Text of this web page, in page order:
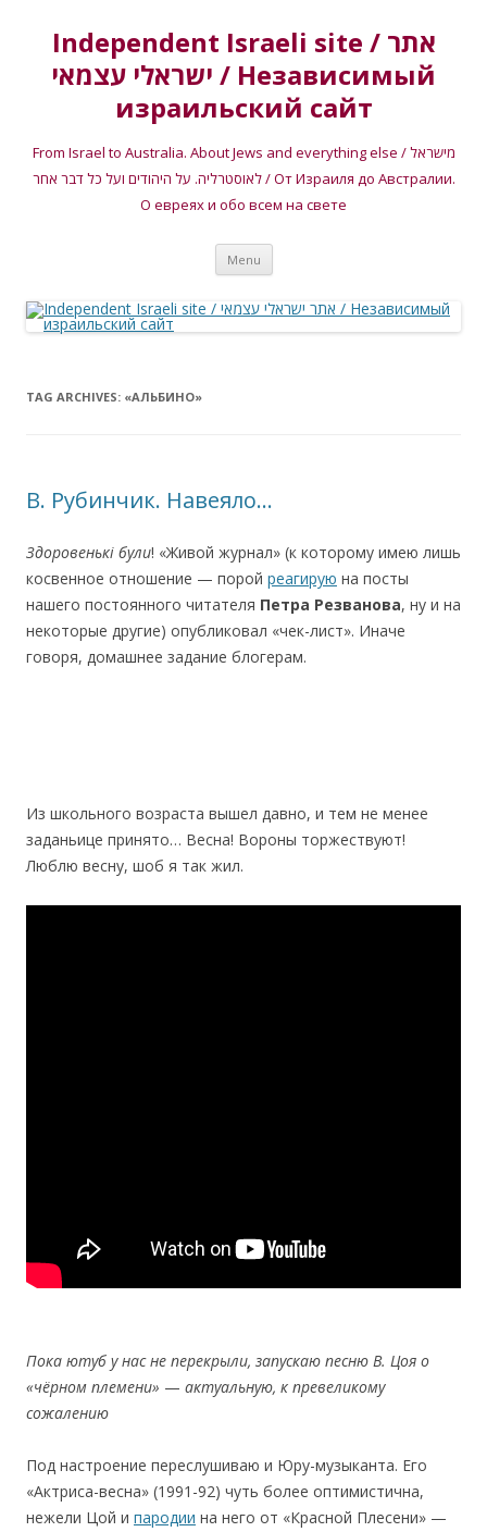
Independent Israeli site / אתר
ישראלי עצמאי / Независимый
израильский сайт
From Israel to Australia. About Jews and everything else / מישראל
לאוסטרליה. על היהודים ועל כל דבר אחר / От Израиля до Австралии.
О евреях и обо всем на свете
Menu Skip
content
TAG ARCHIVES: «АЛЬБИНО»
В. Рубинчик. Навеяло…
Здоровенькі були! «Живой журнал» (к которому имею лишь
косвенное отношение — порой реагирую на посты
нашего постоянного читателя Петра Резванова, ну и на
некоторые другие) опубликовал «чек-лист». Иначе
говоря, домашнее задание блогерам.
Из школьного возраста вышел давно, и тем не менее
заданьице принято… Весна! Вороны торжествуют!
Люблю веcну, шоб я так жил.
Пока ютуб у нас не перекрыли, запускаю песню В. Цоя о
«чёрном племени» — актуальную, к превеликому
сожалению
Под настроение переслушиваю и Юру-музыканта. Его
«Актриса-весна» (1991-92) чуть более оптимистична,
нежели Цой и пародии на него от «Красной Плесени» —